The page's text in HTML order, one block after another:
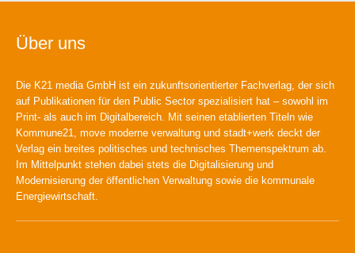
Über uns
Die K21 media GmbH ist ein zukunftsorientierter Fachverlag, der sich
auf Publikationen für den Public Sector spezialisiert hat – sowohl im
Print- als auch im Digitalbereich. Mit seinen etablierten Titeln wie
Kommune21, move moderne verwaltung und stadt+werk deckt der
Verlag ein breites politisches und technisches Themenspektrum ab.
Im Mittelpunkt stehen dabei stets die Digitalisierung und
Modernisierung der öffentlichen Verwaltung sowie die kommunale
Energiewirtschaft.